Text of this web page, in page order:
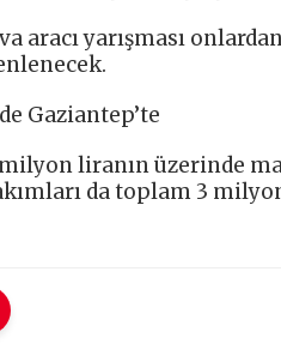
aracı yarışması
Gaziantep’te
liranın üzerinde
da toplam 3